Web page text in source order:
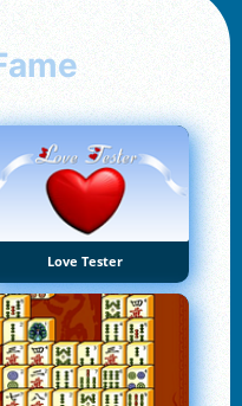
Love Tester